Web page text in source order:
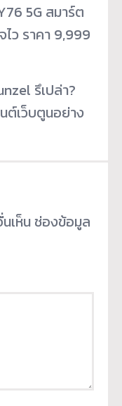
5G สมาร์ต
ว ราคา 9,999
รึเปล่า?
ต์เว็บตูนอย่าง
เห็น ช่องข้อมูล